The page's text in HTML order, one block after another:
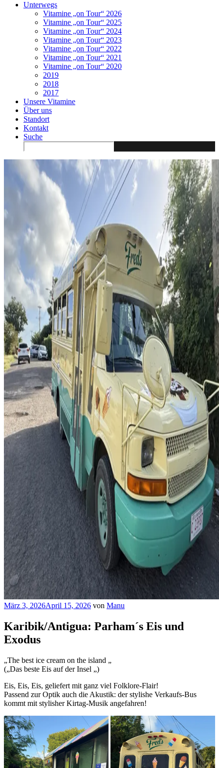
Unterwegs
Vitamine „on Tour“ 2026
Vitamine „on Tour“ 2025
Vitamine „on Tour“ 2024
Vitamine „on Tour“ 2023
Vitamine „on Tour“ 2022
Vitamine „on Tour“ 2021
Vitamine „on Tour“ 2020
2019
2018
2017
Unsere Vitamine
Über uns
Standort
Kontakt
Suche
Search
for:
Veröffentlicht
März 3, 2026April 15, 2026 von Manu
Karibik/Antigua: Parham´s Eis und
Exodus
„The best ice cream on the island „
(„Das beste Eis auf der Insel „)
Eis, Eis, Eis, geliefert mit ganz viel Folklore-Flair!
Passend zur Optik auch die Akustik: der stylishe Verkaufs-Bus
kommt mit stylisher Kirtag-Musik angefahren!